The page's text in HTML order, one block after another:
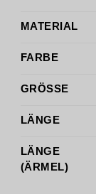
MATERIAL
FARBE
GRÖSSE
LÄNGE
LÄNGE
(ÄRMEL)